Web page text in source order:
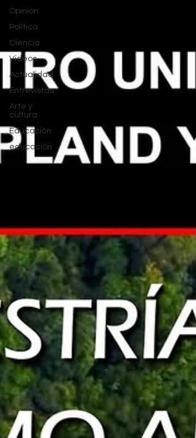
Opinión
Política
Ciencia
Videos
Actualidad
Entrevistas
Arte y
cultura
Educación
educación